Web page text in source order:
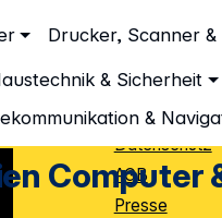
Drucker, Scanner
& Sicherheit
&
& Tablet PC
PC
Computer
Unsere
Beratung
Datenschutz
AGB
Presse